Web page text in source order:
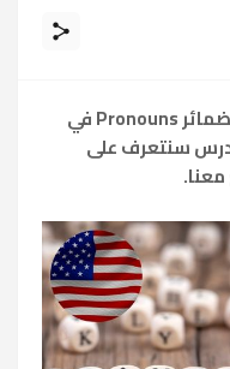
تعرفنا في الدروس السابقة على الضمائر Pronouns في
سنتعرف على
معنا.